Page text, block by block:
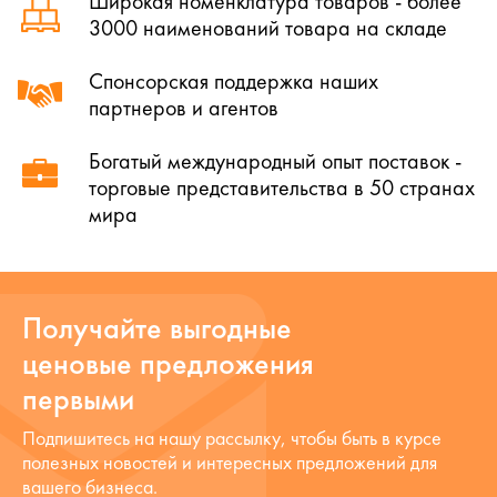
3000 наименований товара на складе
Спонсорская поддержка наших
партнеров и агентов
Богатый международный опыт поставок -
торговые представительства в 50 странах
мира
Получайте выгодные
ценовые предложения
первыми
Подпишитесь на нашу рассылку, чтобы быть в курсе
полезных новостей и интересных предложений для
вашего бизнеса.